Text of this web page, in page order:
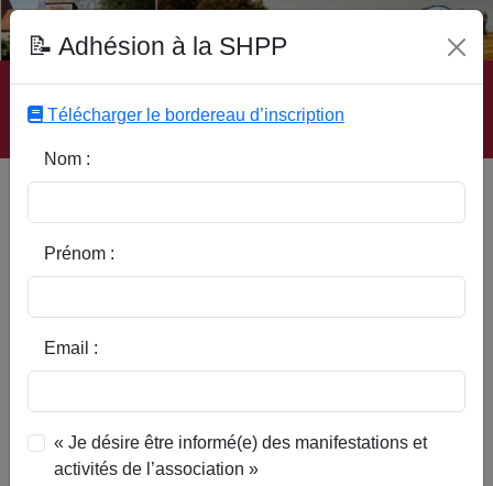
Accueil | Site SHPP | Auteurs | Editeurs | Rubriques |
Sous-Rubriques | Mots-Clefs | Contact
quelques villages de Pévèle
conservés à Vienne (Autriche)
📝 Adhésion à la SHPP
Télécharger le bordereau d’inscription
Nom :
Prénom :
Email :
« Je désire être informé(e) des manifestations et
activités de l’association »